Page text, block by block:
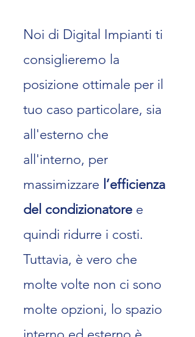
Noi di Digital Impianti ti
consiglieremo la
posizione ottimale per il
tuo caso particolare, sia
all'esterno che
all'interno, per
massimizzare l’efficienza
del condizionatore e
quindi ridurre i costi.
Tuttavia, è vero che
molte volte non ci sono
molte opzioni, lo spazio